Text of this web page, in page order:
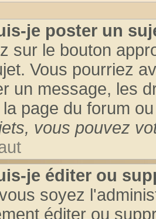
je poster un
sur le bouton
Vous pourriez
un message, les
page du forum
vous pouvez
je éditer ou
soyez
éditer ou